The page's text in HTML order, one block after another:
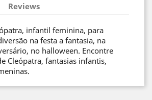
Reviews
infantil feminina, para
na festa a fantasia, na
no halloween. Encontre
Cleópatra, fantasias infantis,